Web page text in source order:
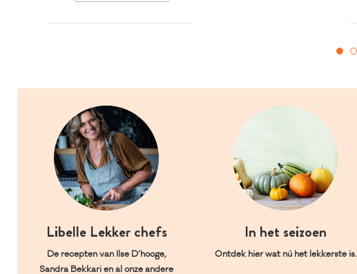
Libelle Lekker chefs
De recepten van Ilse D’hooge,
Sandra Bekkari en al onze andere
In het seizoen
Ontdek hier wat nú het lekkerste is.